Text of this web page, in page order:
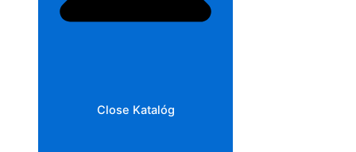
Close Katalóg